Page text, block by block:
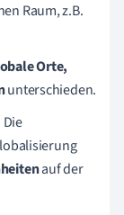
Raum, z.B.
Orte,
unterschieden.
Die
auf der